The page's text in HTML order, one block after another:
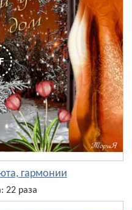
гармонии
22 раза